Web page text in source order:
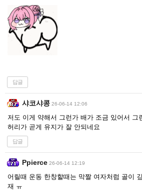
답글
샤코샤콩 26-06-14 12:06
저도 이게 약해서 그런가 배가 조금 있어서 그
허리가 곧게 유지가 잘 안되네요
답글
Ppierce 26-06-14 12:19
어릴때 운동 한창할때는 막짤 여자처럼 골이
재 ㅠ